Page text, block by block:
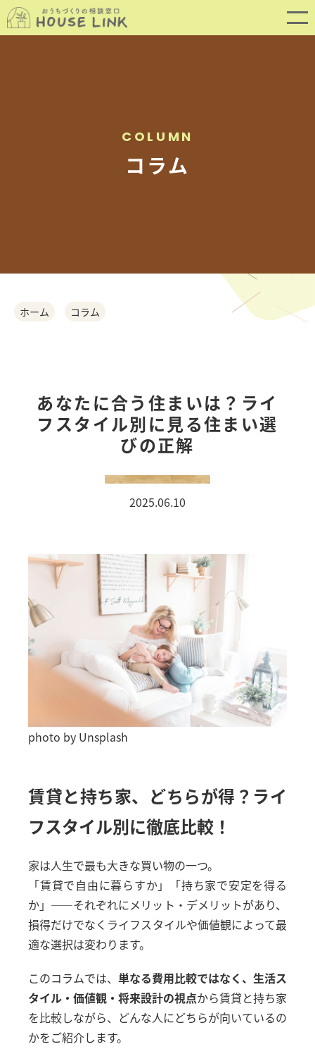
おうちづくりの相談会
COMPANY
スタッフ紹介
店舗アクセス
会社概要
プライバシーポリシー
NEWS &TOPICS
よくある質問
コラム
お知らせ
CONTACT
オンライン相談予約
COLUMN
コラム
ホーム コラム
あなたに合う住まいは？ライ
フスタイル別に見る住まい選
びの正解
2025.06.10
photo by Unsplash
賃貸と持ち家、どちらが得？ライ
フスタイル別に徹底比較！
家は人生で最も大きな買い物の一つ。
「賃貸で自由に暮らすか」「持ち家で安定を得る
か」――それぞれにメリット・デメリットがあり、
損得だけでなくライフスタイルや価値観によって最
適な選択は変わります。
このコラムでは、 単なる費用比較ではなく、生活ス
タイル・価値観・将来設計の視点から賃貸と持ち家
を比較しながら、どんな人にどちらが向いているの
かをご紹介します。